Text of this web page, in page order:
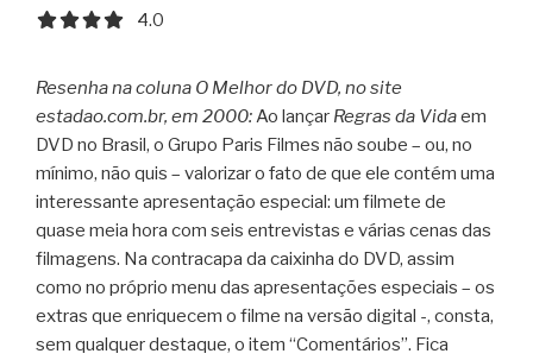
4.0 out of 5.0 stars
4.0
Resenha na coluna O Melhor do DVD, no site
estadao.com.br, em 2000:Ao lançar Regras da Vidaem
DVD no Brasil, o Grupo Paris Filmes não soube – ou, no
mínimo, não quis – valorizar o fato de que ele contém uma
interessante apresentação especial: um filmete de
quase meia hora com seis entrevistas e várias cenas das
filmagens. Na contracapa da caixinha do DVD, assim
como no próprio menu das apresentações especiais – os
extras que enriquecem o filme na versão digital -, consta,
sem qualquer destaque, o item “Comentários”. Fica